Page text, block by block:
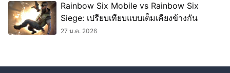
Rainbow Six Mobile vs Rainbow Six
Siege: เปรียบเทียบแบบเต็มเคียงข้างกัน
27 ม.ค. 2026